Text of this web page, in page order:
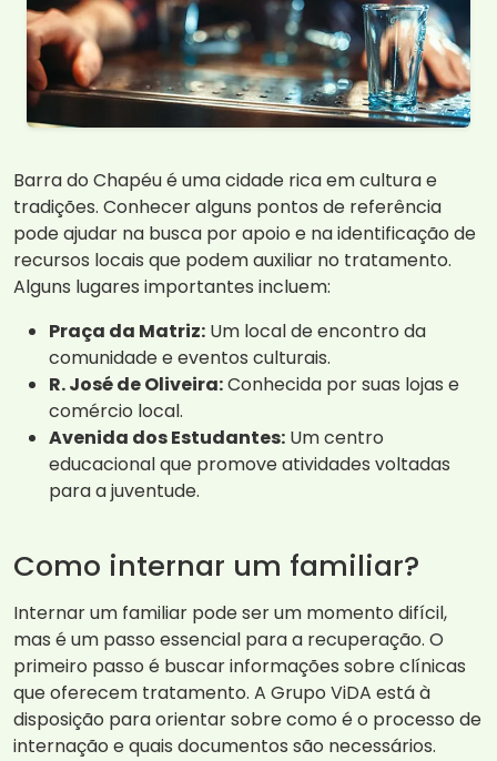
Barra do Chapéu é uma cidade rica em cultura e
tradições. Conhecer alguns pontos de referência
pode ajudar na busca por apoio e na identificação de
recursos locais que podem auxiliar no tratamento.
Alguns lugares importantes incluem:
Praça da Matriz: Um local de encontro da
comunidade e eventos culturais.
R. José de Oliveira:Conhecida por suas lojas e
comércio local.
Avenida dos Estudantes: Um centro
educacional que promove atividades voltadas
para a juventude.
Como internar um familiar?
Internar um familiar pode ser um momento difícil,
mas é um passo essencial para a recuperação. O
primeiro passo é buscar informações sobre clínicas
que oferecem tratamento. A Grupo ViDA está à
disposição para orientar sobre como é o processo de
internação e quais documentos são necessários.